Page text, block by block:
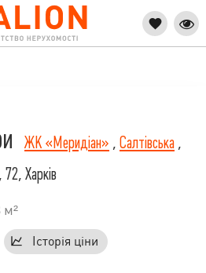
ЖК «Меридіан» , Салтівська ,
, 72, Харків
м²
Історія ціни